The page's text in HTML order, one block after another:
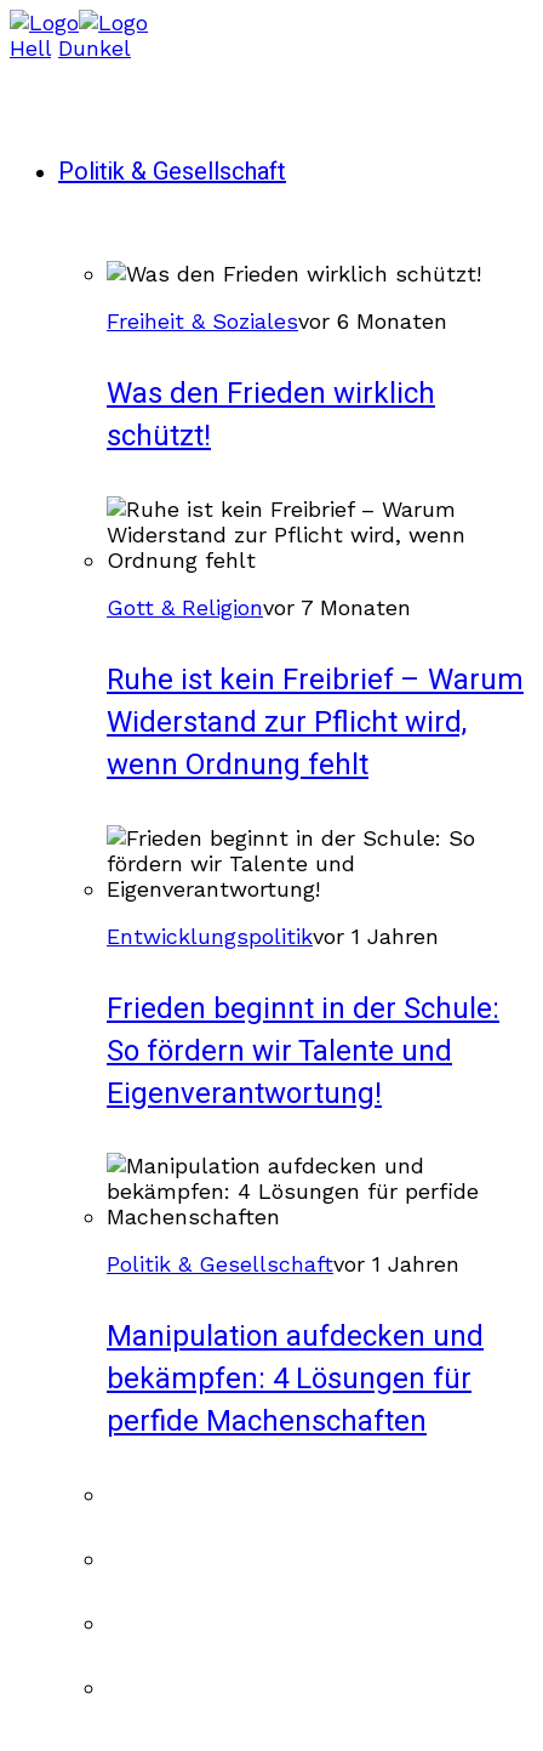
Hell Dunkel
Politik & Gesellschaft
Freiheit & Sozialesvor 6 Monaten
Was den Frieden wirklich
schützt!
Gott & Religionvor 7 Monaten
Ruhe ist kein Freibrief – Warum
Widerstand zur Pflicht wird,
wenn Ordnung fehlt
Entwicklungspolitikvor 1 Jahren
Frieden beginnt in der Schule:
So fördern wir Talente und
Eigenverantwortung!
Politik & Gesellschaftvor 1 Jahren
Manipulation aufdecken und
bekämpfen: 4 Lösungen für
perfide Machenschaften